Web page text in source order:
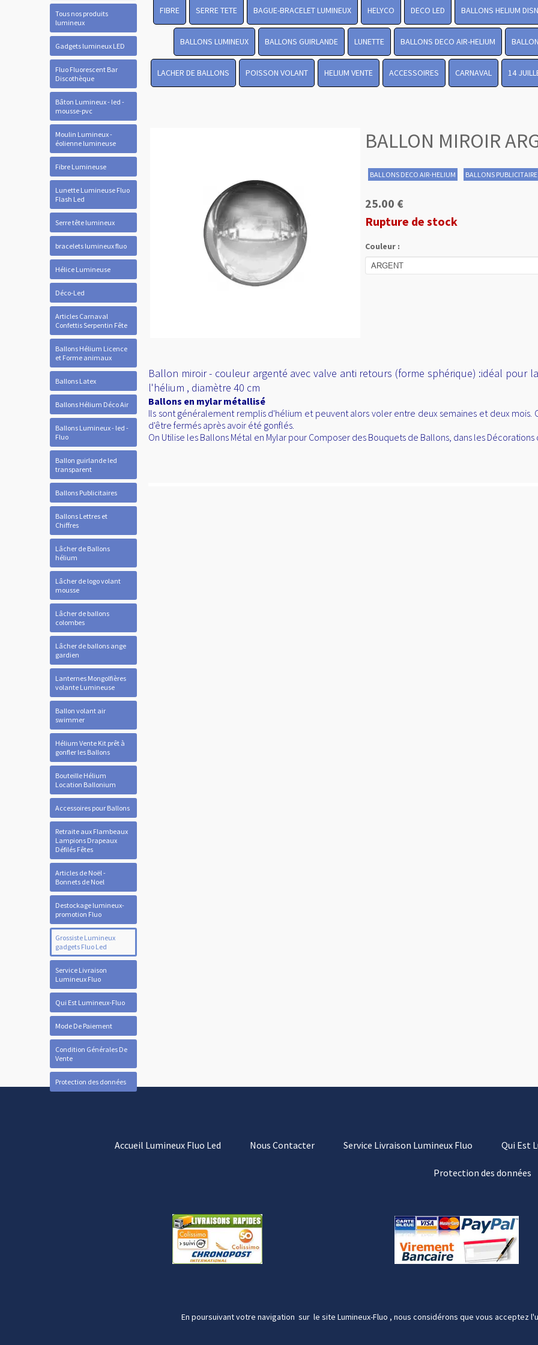
Tous nos produits
lumineux
Gadgets lumineux LED
Fluo Fluorescent Bar
Discothèque
Bâton Lumineux - led -
mousse-pvc
Moulin Lumineux -
éolienne lumineuse
Fibre Lumineuse
Lunette Lumineuse Fluo
Flash Led
Serre tête lumineux
bracelets lumineux fluo
Hélice Lumineuse
Déco-Led
Articles Carnaval
Confettis Serpentin Fête
Ballons Hélium Licence
et Forme animaux
Ballons Latex
Ballons Hélium Déco Air
Ballons Lumineux - led -
Fluo
Ballon guirlande led
transparent
Ballons Publicitaires
Ballons Lettres et
Chiffres
Lâcher de Ballons
hélium
Lâcher de logo volant
mousse
Lâcher de ballons
colombes
Lâcher de ballons ange
gardien
Lanternes Mongolfières
volante Lumineuse
Ballon volant air
swimmer
Hélium Vente Kit prêt à
gonfler les Ballons
Bouteille Hélium
Location Ballonium
Accessoires pour Ballons
Retraite aux Flambeaux
Lampions Drapeaux
Défilés Fêtes
Articles de Noël -
Bonnets de Noel
Destockage lumineux-
promotion Fluo
Grossiste Lumineux
gadgets Fluo Led
Service Livraison
Lumineux Fluo
Qui Est Lumineux-Fluo
Mode De Paiement
Condition Générales De
Vente
Protection des données
Accueil Lumineux Fluo Led Nous Contacter Service Livraison Lumineux Fluo Qui Est
Protection des données
En poursuivant votre navigation sur le site Lumineux-Fluo , nous considérons que vous acceptez
FIBRE SERRE TETE BAGUE-BRACELET LUMINEUX HELYCO DECO LED BALLONS HELIUM
BALLONS LUMINEUX BALLONS GUIRLANDE LUNETTE BALLONS DECO AIR-HELIUM
LACHER DE BALLONS POISSON VOLANT HELIUM VENTE ACCESSOIRES CARNAVAL 14
BALLON MIROIR
BALLONS DECO AIR-HELIUM BALLONS PUBLICITAIRE
25.00 €
Rupture de stock
Couleur :
Ballon miroir - couleur argenté avec valve anti retours (forme sphérique) :idéal pour
l'hélium , diamètre 40 cm
Ballons en mylar métallisé
Ils sont généralement remplis d'hélium et peuvent alors voler entre deux semaines et deux mois.
d'être fermés après avoir été gonflés.
On Utilise les Ballons Métal en Mylar pour Composer des Bouquets de Ballons, dans les